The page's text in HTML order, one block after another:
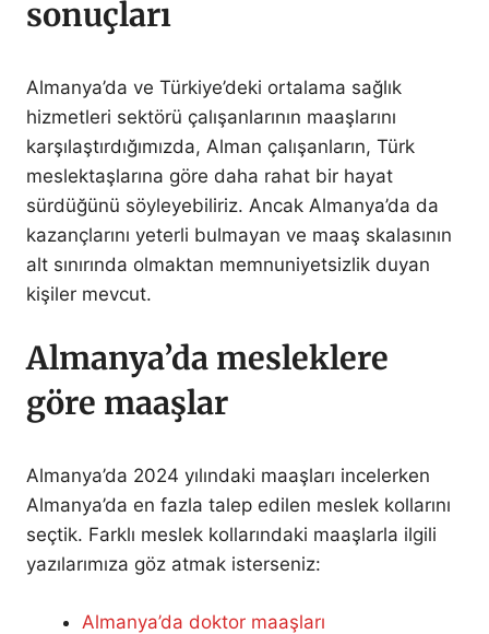
sonuçları
Almanya’da ve Türkiye’deki ortalama sağlık
hizmetleri sektörü çalışanlarının maaşlarını
karşılaştırdığımızda, Alman çalışanların, Türk
meslektaşlarına göre daha rahat bir hayat
sürdüğünü söyleyebiliriz. Ancak Almanya’da da
kazançlarını yeterli bulmayan ve maaş skalasının
alt sınırında olmaktan memnuniyetsizlik duyan
kişiler mevcut.
Almanya’da mesleklere
göre maaşlar
Almanya’da 2024 yılındaki maaşları incelerken
Almanya’da en fazla talep edilen meslek kollarını
seçtik. Farklı meslek kollarındaki maaşlarla ilgili
yazılarımıza göz atmak isterseniz:
Almanya’da doktor maaşları